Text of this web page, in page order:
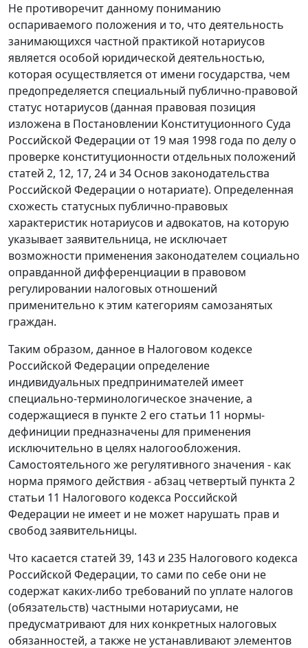
Не противоречит данному пониманию
оспариваемого положения и то, что деятельность
занимающихся частной практикой нотариусов
является особой юридической деятельностью,
которая осуществляется от имени государства, чем
предопределяется специальный публично-правовой
статус нотариусов (данная правовая позиция
изложена в Постановлении Конституционного Суда
Российской Федерации от 19 мая 1998 года по делу о
проверке конституционности отдельных положений
статей 2, 12, 17, 24 и 34 Основ законодательства
Российской Федерации о нотариате). Определенная
схожесть статусных публично-правовых
характеристик нотариусов и адвокатов, на которую
указывает заявительница, не исключает
возможности применения законодателем социально
оправданной дифференциации в правовом
регулировании налоговых отношений
применительно к этим категориям самозанятых
граждан.
Таким образом, данное в Налоговом кодексе
Российской Федерации определение
индивидуальных предпринимателей имеет
специально-терминологическое значение, а
содержащиеся в пункте 2 его статьи 11 нормы-
дефиниции предназначены для применения
исключительно в целях налогообложения.
Самостоятельного же регулятивного значения - как
норма прямого действия -абзац четвертый пункта 2
статьи 11 Налогового кодекса Российской
Федерации не имеет и не может нарушать прав и
свобод заявительницы.
Что касается статей 39, 143 и 235 Налогового кодекса
Российской Федерации, то сами по себе они не
содержат каких-либо требований по уплате налогов
(обязательств) частными нотариусами, не
предусматривают для них конкретных налоговых
обязанностей, а также не устанавливают элементов